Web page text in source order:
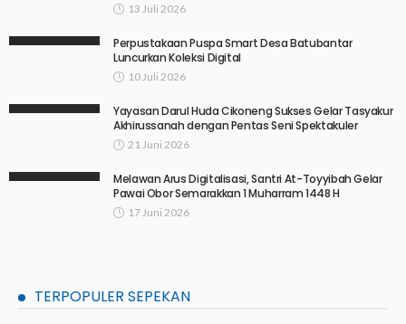
13 Juli 2026
Perpustakaan Puspa Smart Desa Batubantar
Luncurkan Koleksi Digital
10 Juli 2026
Yayasan Darul Huda Cikoneng Sukses Gelar Tasyakur
Akhirussanah dengan Pentas Seni Spektakuler
21 Juni 2026
Melawan Arus Digitalisasi, Santri At-Toyyibah Gelar
Pawai Obor Semarakkan 1 Muharram 1448 H
17 Juni 2026
TERPOPULER SEPEKAN